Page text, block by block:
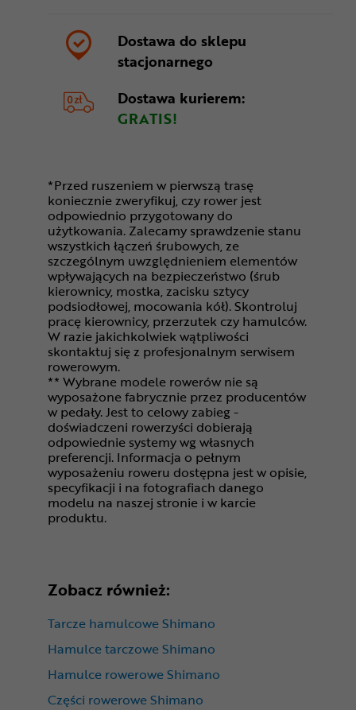
Dostawa do sklepu
stacjonarnego
Dostawa kurierem:
GRATIS!
*Przed ruszeniem w pierwszą trasę
koniecznie zweryfikuj, czy rower jest
odpowiednio przygotowany do
użytkowania. Zalecamy sprawdzenie stanu
wszystkich łączeń śrubowych, ze
szczególnym uwzględnieniem elementów
wpływających na bezpieczeństwo (śrub
kierownicy, mostka, zacisku sztycy
podsiodłowej, mocowania kół). Skontroluj
pracę kierownicy, przerzutek czy hamulców.
W razie jakichkolwiek wątpliwości
skontaktuj się z profesjonalnym serwisem
rowerowym.
** Wybrane modele rowerów nie są
wyposażone fabrycznie przez producentów
w pedały. Jest to celowy zabieg -
doświadczeni rowerzyści dobierają
odpowiednie systemy wg własnych
preferencji. Informacja o pełnym
wyposażeniu roweru dostępna jest w opisie,
specyfikacji i na fotografiach danego
modelu na naszej stronie i w karcie
produktu.
Zobacz również:
Tarcze hamulcowe Shimano
Hamulce tarczowe Shimano
Hamulce rowerowe Shimano
Części rowerowe Shimano